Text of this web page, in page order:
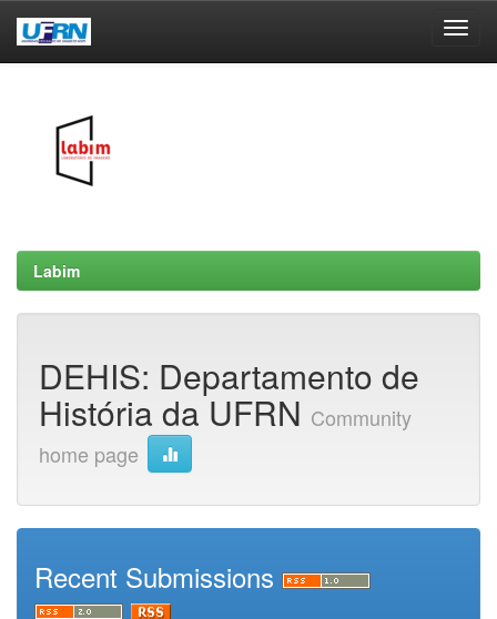
Labim
DEHIS: Departamento de
História da UFRN Community
home page
Recent Submissions